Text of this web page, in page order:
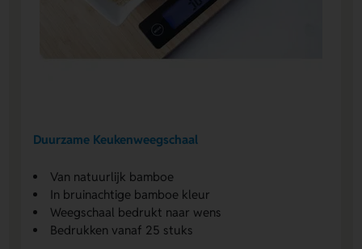
Duurzame Keukenweegschaal
Van natuurlijk bamboe
In bruinachtige bamboe kleur
Weegschaal bedrukt naar wens
Bedrukken vanaf 25 stuks